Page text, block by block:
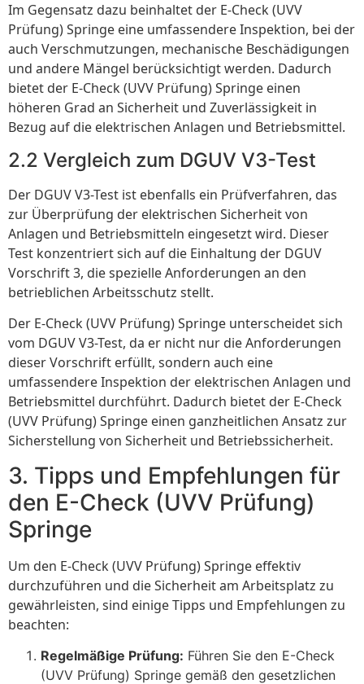
Im Gegensatz dazu beinhaltet der E-Check (UVV
Prüfung) Springe eine umfassendere Inspektion, bei der
auch Verschmutzungen, mechanische Beschädigungen
und andere Mängel berücksichtigt werden. Dadurch
bietet der E-Check (UVV Prüfung) Springe einen
höheren Grad an Sicherheit und Zuverlässigkeit in
Bezug auf die elektrischen Anlagen und Betriebsmittel.
2.2 Vergleich zum DGUV V3-Test
Der DGUV V3-Test ist ebenfalls ein Prüfverfahren, das
zur Überprüfung der elektrischen Sicherheit von
Anlagen und Betriebsmitteln eingesetzt wird. Dieser
Test konzentriert sich auf die Einhaltung der DGUV
Vorschrift 3, die spezielle Anforderungen an den
betrieblichen Arbeitsschutz stellt.
Der E-Check (UVV Prüfung) Springe unterscheidet sich
vom DGUV V3-Test, da er nicht nur die Anforderungen
dieser Vorschrift erfüllt, sondern auch eine
umfassendere Inspektion der elektrischen Anlagen und
Betriebsmittel durchführt. Dadurch bietet der E-Check
(UVV Prüfung) Springe einen ganzheitlichen Ansatz zur
Sicherstellung von Sicherheit und Betriebssicherheit.
3. Tipps und Empfehlungen für
den E-Check (UVV Prüfung)
Springe
Um den E-Check (UVV Prüfung) Springe effektiv
durchzuführen und die Sicherheit am Arbeitsplatz zu
gewährleisten, sind einige Tipps und Empfehlungen zu
beachten:
Regelmäßige Prüfung: Führen Sie den E-Check
(UVV Prüfung) Springe gemäß den gesetzlichen